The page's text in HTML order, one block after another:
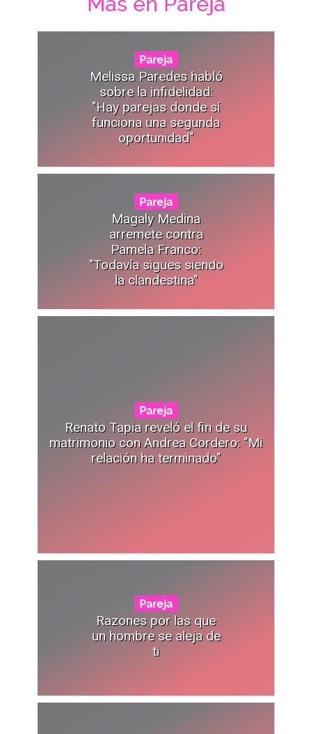
Pareja
Melissa Paredes habló
sobre la infidelidad:
"Hay parejas donde sí
funciona una segunda
oportunidad"
Pareja
Magaly Medina
arremete contra
Pamela Franco:
"Todavía sigues siendo
la clandestina"
Pareja
Renato Tapia reveló el fin de su
matrimonio con Andrea Cordero: "Mi
relación ha terminado"
Pareja
Razones por las que
un hombre se aleja de
ti